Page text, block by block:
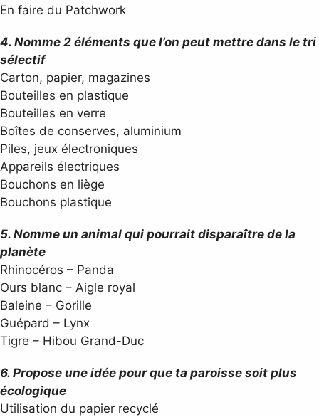
En faire du Patchwork
4. Nomme 2 éléments que l’on peut mettre dans le tri
sélectif
Carton, papier, magazines
Bouteilles en plastique
Bouteilles en verre
Boîtes de conserves, aluminium
Piles, jeux électroniques
Appareils électriques
Bouchons en liège
Bouchons plastique
5. Nomme un animal qui pourrait disparaître de la
planète
Rhinocéros – Panda
Ours blanc – Aigle royal
Baleine – Gorille
Guépard – Lynx
Tigre – Hibou Grand-Duc
6. Propose une idée pour que ta paroisse soit plus
écologique
Utilisation du papier recyclé